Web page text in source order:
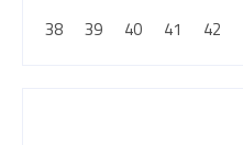
38
39 40 41 42